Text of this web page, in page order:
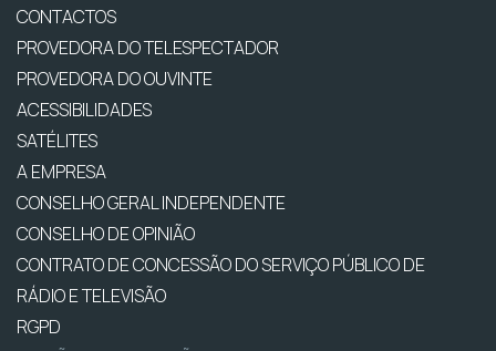
CONTACTOS
PROVEDORA DO TELESPECTADOR
PROVEDORA DO OUVINTE
ACESSIBILIDADES
SATÉLITES
A EMPRESA
CONSELHO GERAL INDEPENDENTE
CONSELHO DE OPINIÃO
CONTRATO DE CONCESSÃO DO SERVIÇO PÚBLICO DE
RÁDIO E TELEVISÃO
RGPD